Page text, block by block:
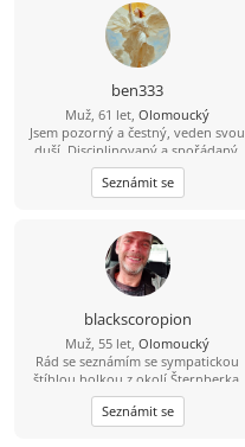
společné zážitky, upřímné
rozhovory a časem třeba i pro vážný
vztah, kde se budeme navzájem
podporovat.“
ben333
Muž, 61 let, Olomoucký
Jsem pozorný a čestný, veden svou
duší. Disciplinovaný a spořádaný.
Umím pilotovat letadlo, pokud bys
chtěl letět se mnou. Roky bolesti a
vytrvalosti vybudovaly to, kým jsem
spřízněnou duši.
Seznámit se
blackscoropion
Muž, 55 let, Olomoucký
Rád se seznámím se sympatickou
štíhlou holkou z okolí Šternberka.
Pokud máš zájem napiš. Stačí
zkopírovat mé jméno zavináč
seznam.
Seznámit se